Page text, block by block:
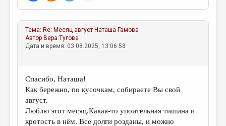
ТРЕДИАКОВСКИЙ
МЕДИА
ВКОНТАКТЕ
Тема: Re: Месяц август Наташа Гамова
Автор Вера Тугова
Дата и время: 03.08.2025, 13:06:58
Спасибо, Наташа!
Как бережно, по кусочкам, собираете Вы свой
август.
Люблю этот месяц.Какая-то упоительная тишина и
кротость в нём. Все долги розданы, и можно